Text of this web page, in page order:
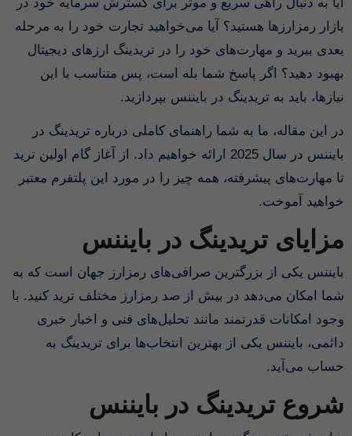
بازار رمزارزها هستید؟ آیا می‌خواهید تجارت خود را به مرحله
بعدی ببرید و مهارت‌های خود را در تریدینگ ارزهای دیجیتال
بهبود دهید؟ اگر پاسخ شما بله است، پس متناسب با این
نیازها، باید به تریدینگ در بایننس بپردازید.
در این مقاله، ما به شما راهنمای کاملی درباره تریدینگ در
بایننس در سال 2025 ارائه خواهیم داد. از آغاز گام اولین ترید
تا مهارت‌های پیشرفته، همه چیز را در مورد این پلتفرم معتبر
خواهید آموخت.
مزایای تریدینگ در بایننس
بایننس یکی از بزرگترین صرافی‌های رمزارز جهان است که به
شما امکان می‌دهد در بیش از صد رمزارز مختلف ترید کنید. با
وجود امکانات قدرتمند مانند تحلیل‌های فنی و اخبار خبری
دائمی، بایننس یکی از بهترین انتخاب‌ها برای تریدینگ به
حساب می‌آید.
شروع تریدینگ در بایننس